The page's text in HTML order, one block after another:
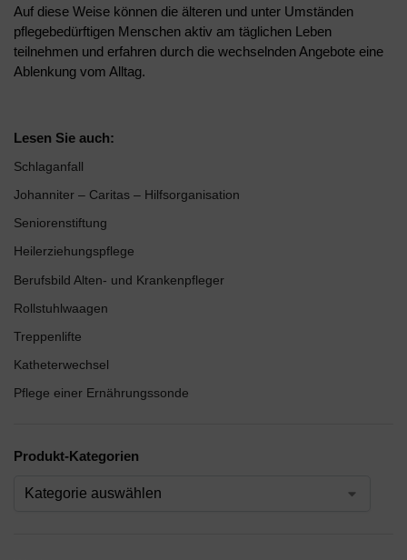
Auf diese Weise können die älteren und unter Umständen
pflegebedürftigen Menschen aktiv am täglichen Leben
teilnehmen und erfahren durch die wechselnden Angebote eine
Ablenkung vom Alltag.
Lesen Sie auch:
Schlaganfall
Johanniter – Caritas – Hilfsorganisation
Seniorenstiftung
Heilerziehungspflege
Berufsbild Alten- und Krankenpfleger
Rollstuhlwaagen
Treppenlifte
Katheterwechsel
Pflege einer Ernährungssonde
Produkt-Kategorien